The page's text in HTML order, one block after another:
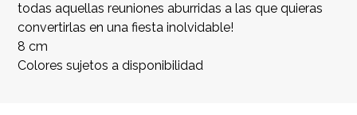
todas aquellas reuniones aburridas a las que quieras
convertirlas en una fiesta inolvidable!
8 cm
Colores sujetos a disponibilidad